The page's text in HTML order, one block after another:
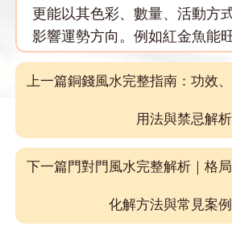
更能以其色彩、數量、活動方
影響運勢方向。例如紅金魚能
能化煞，而錦鯉則象徵事業與
要選擇合適的魚種並用心飼養
對想以簡單方式改善運勢的人
篇文章將從魚的種類、顏色、
上一篇銅錢風水完整指南：功效
用法與禁忌解析
下一篇門對門風水完整解析｜格局
化解方法與常見案